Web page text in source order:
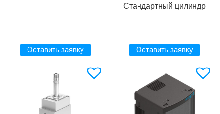
Оставить заявку
Стандартный цилиндр
Оставить заявку